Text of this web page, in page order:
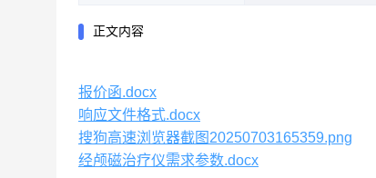
正文内容
报价函.docx
响应文件格式.docx
搜狗高速浏览器截图20250703165359.png
经颅磁治疗仪需求参数.docx